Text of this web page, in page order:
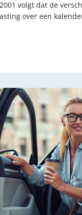
volgt dat de
over een